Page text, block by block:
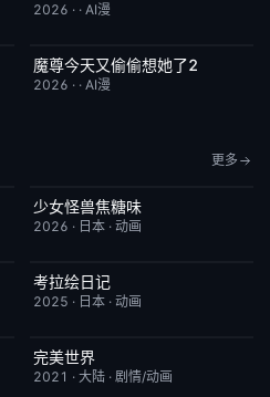
2026 · · AI漫
完结
魔尊今天又偷偷想她了2
2026 · · AI漫
更多
更新至第06集
少女怪兽焦糖味
2026 · 日本 · 动画
更新至第43集
考拉绘日记
2025 · 日本 · 动画
更新至第281集
完美世界
2021 · 大陆 · 剧情/动画